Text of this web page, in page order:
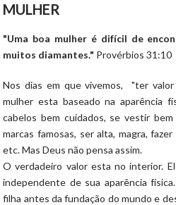
MULHER
"Uma boa mulher é difícil de
muitos diamantes." Provérbios 31:10
Nos dias em que vivemos, "ter valor
mulher esta baseado na aparência
cabelos bem cuidados, se vestir
marcas famosas, ser alta, magra,
etc. Mas Deus não pensa assim.
O verdadeiro valor esta no interior.
independente de sua aparência
filha antes da fundação do mundo e